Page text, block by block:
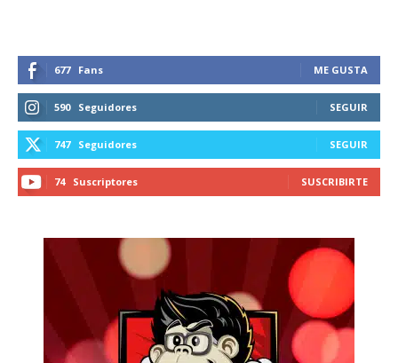
receive all the news of vaping and
tobacco harm reduction in your email.
SUBSCRIBIRSE
677 Fans ME GUSTA
590 Seguidores SEGUIR
747 Seguidores SEGUIR
74 Suscriptores SUSCRIBIRTE